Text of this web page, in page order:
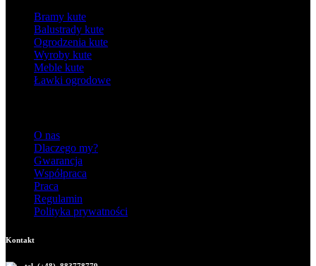
Bramy kute
Balustrady kute
Ogrodzenia kute
Wyroby kute
Meble kute
Ławki ogrodowe
O nas
Dlaczego my?
Gwarancja
Współpraca
Praca
Regulamin
Polityka prywatności
Kontakt